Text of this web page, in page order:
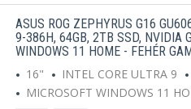
ASUS ROG ZEPHYRUS G16
9-386H, 64GB, 2TB SSD, NVIDIA
WINDOWS 11 HOME - FEHÉR
16"
INTEL CORE ULTRA 9
MICROSOFT WINDOWS 11